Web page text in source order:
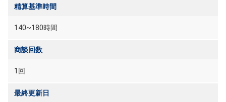
精算基準時間
140~180時間
商談回数
1回
最終更新日